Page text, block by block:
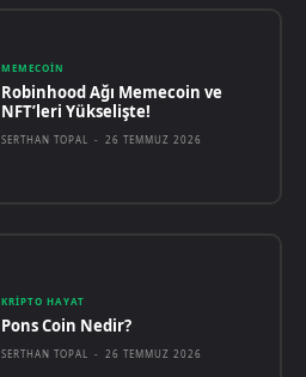
MEMECOIN
Robinhood Ağı Memecoin ve
NFT’leri Yükselişte!
SERTHAN TOPAL - 26 TEMMUZ 2026
KRIPTO HAYAT
Pons Coin Nedir?
SERTHAN TOPAL - 26 TEMMUZ 2026